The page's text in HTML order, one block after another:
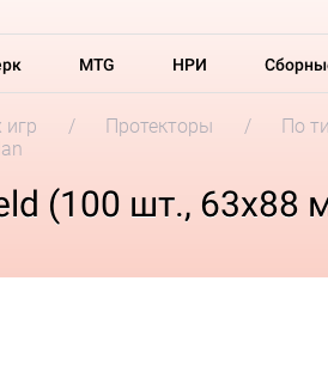
MTG НРИ
Протекторы По
(100 шт., 63x88